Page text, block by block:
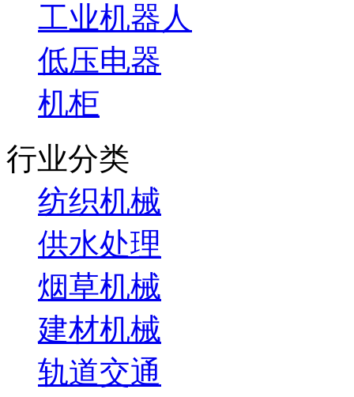
工业机器人
低压电器
机柜
行业分类
纺织机械
供水处理
烟草机械
建材机械
轨道交通